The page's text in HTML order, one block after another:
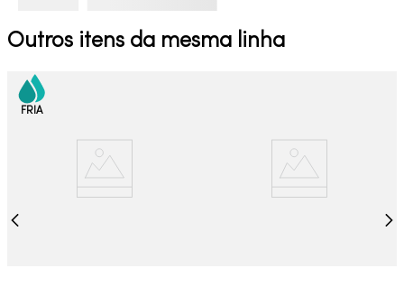
Outros itens da mesma linha